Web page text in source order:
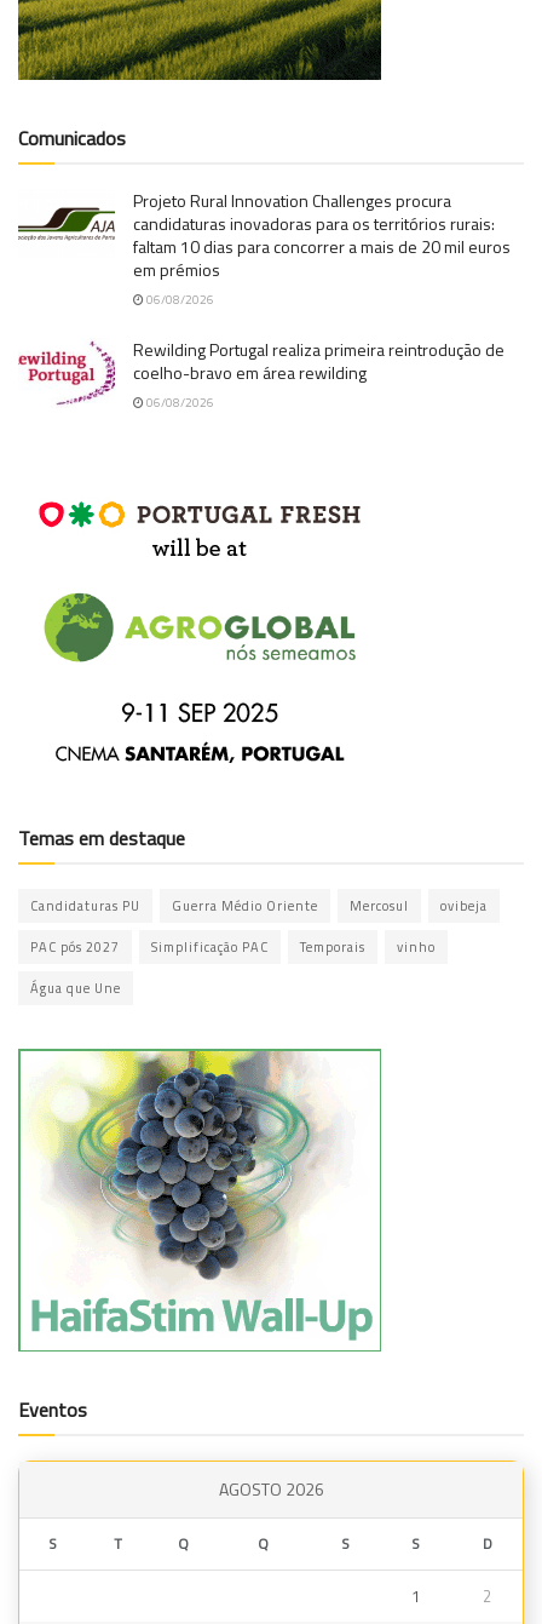
Comunicados
Projeto Rural Innovation Challenges procura
candidaturas inovadoras para os territórios rurais:
faltam 10 dias para concorrer a mais de 20 mil euros
em prémios
06/08/2026
Rewilding Portugal realiza primeira reintrodução de
coelho-bravo em área rewilding
06/08/2026
Temas em destaque
Candidaturas PU Guerra Médio Oriente Mercosul ovibeja
PAC pós 2027 Simplificação PAC Temporais vinho
Água que Une
Eventos
AGOSTO 2026
S T Q Q S S D
1 2